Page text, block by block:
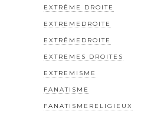
EXTRÊME DROITE
EXTREMEDROITE
EXTRÊMEDROITE
EXTREMES DROITES
EXTREMISME
FANATISME
FANATISMERELIGIEUX